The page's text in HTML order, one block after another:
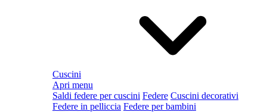
Cuscini
Apri menu
Saldi federe per cuscini Federe Cuscini decorativi
Federe in pelliccia Federe per bambini